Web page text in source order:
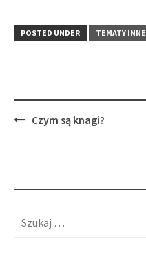
POSTED UNDER TEMATY INNE
PostCzym są knagi?